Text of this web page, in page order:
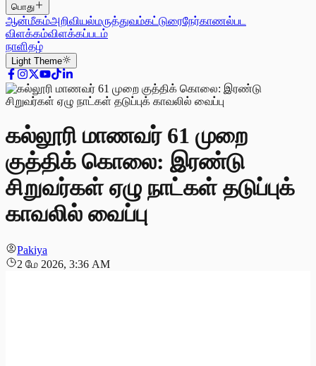
பொது
ஆன்மீகம்அறிவியல்மருத்துவம்கட்டுரைநேர்காணல்பட
விளக்கம்விளக்கப்படம்
நாளிதழ்
Light Theme
கல்லூரி மாணவர் 61 முறை
குத்திக் கொலை: இரண்டு
சிறுவர்கள் ஏழு நாட்கள் தடுப்புக்
காவலில் வைப்பு
Pakiya
2 மே 2026, 3:36 AM